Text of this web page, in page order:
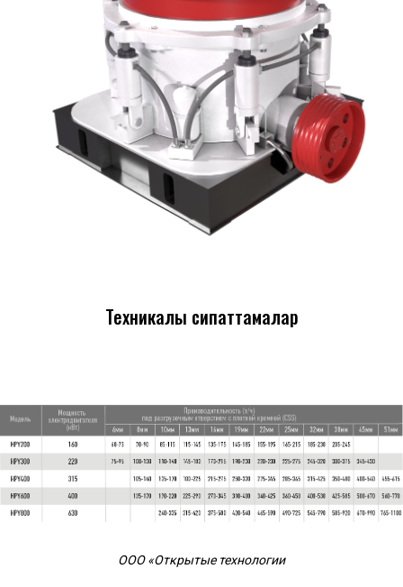
Техникалық сипаттамалар
ООО «Открытые технологии